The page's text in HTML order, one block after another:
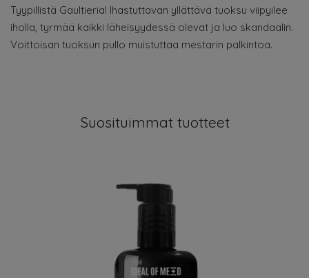
Tyypillistä Gaultieria! Ihastuttavan yllättävä tuoksu viipyilee
iholla, tyrmää kaikki läheisyydessä olevat ja luo skandaalin.
Voittoisan tuoksun pullo muistuttaa mestarin palkintoa.
Suosituimmat tuotteet